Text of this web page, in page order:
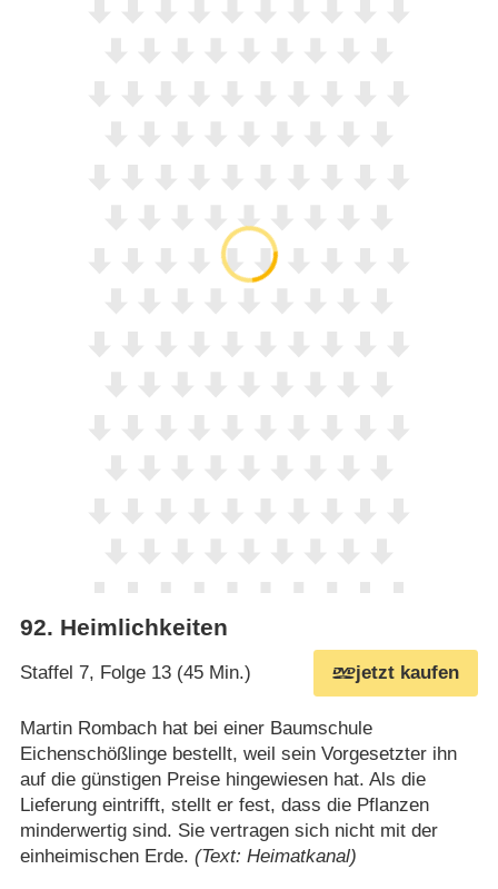
92. Heimlichkeiten
Staffel 7, Folge 13 (45 Min.) jetzt kaufen
Martin Rombach hat bei einer Baumschule
Eichenschößlinge bestellt, weil sein Vorgesetzter ihn
auf die günstigen Preise hingewiesen hat. Als die
Lieferung eintrifft, stellt er fest, dass die Pflanzen
minderwertig sind. Sie vertragen sich nicht mit der
einheimischen Erde. (Text: Heimatkanal)